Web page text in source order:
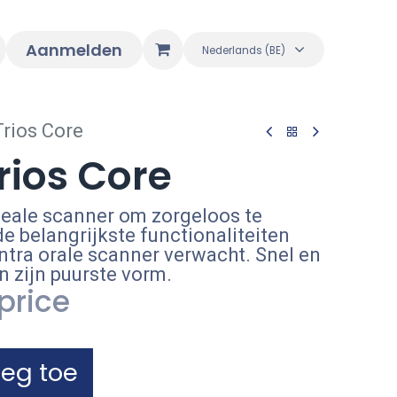
Aanmelden Nederlands (BE)
Core
Core
scanner om zorgeloos te
belangrijkste functionaliteiten
orale scanner verwacht. Snel en
zijn puurste vorm.
toe